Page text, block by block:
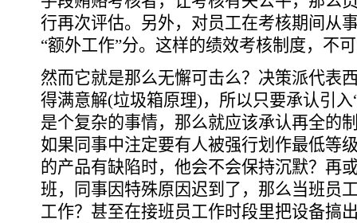
行再次评估。另外，对员工在考核期间从
“额外工作”分。这样的绩效考核制度，不
然而它就是那么无懈可击么？决策派代表
得满意解(垃圾箱原理)，所以只要承认引
是个复杂的事情，那么就应该承认再全的
如果同事中注定要有人被强行划作最低等
的产品有缺陷时，他会不会保持沉默？再
班，同事因特殊原因迟到了，那么当班员
工作？甚至在接班员工作时段里把设备搞